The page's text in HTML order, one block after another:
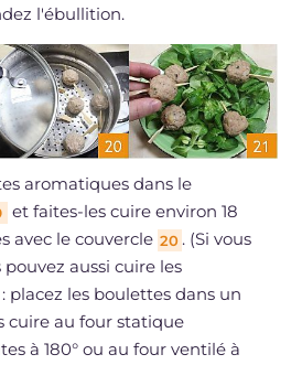
l'ébullition.
aromatiques dans le
et faites-les cuire environ 18
avec le couvercle 20 . (Si vous
aussi cuire les
placez les boulettes dans un
cuire au four statique
à 180° ou au four ventilé à